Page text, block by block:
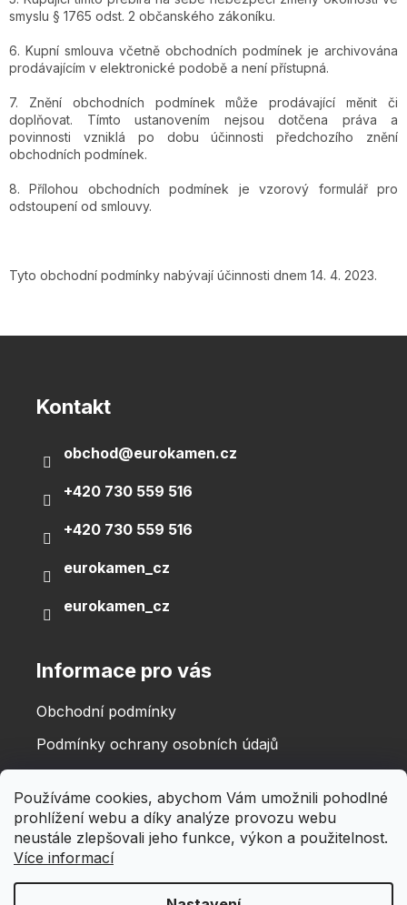
Používáme cookies, abychom Vám umožnili pohodlné
prohlížení webu a díky analýze provozu webu
neustále zlepšovali jeho funkce, výkon a použitelnost.
Více informací
smyslu § 1765 odst. 2 občanského zákoníku.
6. Kupní smlouva včetně obchodních podmínek je archivována
prodávajícím v elektronické podobě a není přístupná.
7. Znění obchodních podmínek může prodávající měnit či
doplňovat. Tímto ustanovením nejsou dotčena práva a
povinnosti vzniklá po dobu účinnosti předchozího znění
obchodních podmínek.
8. Přílohou obchodních podmínek je vzorový formulář pro
odstoupení od smlouvy.
Tyto obchodní podmínky nabývají účinnosti dnem 14. 4. 2023.
Kontakt
obchod@eurokamen.cz
+420 730 559 516
+420 730 559 516
eurokamen_cz
eurokamen_cz
Informace pro vás
Obchodní podmínky
Podmínky ochrany osobních údajů